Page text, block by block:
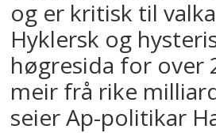
og er kritisk til
Hyklersk og
høgresida for over
meir frå rike
seier Ap-politikar